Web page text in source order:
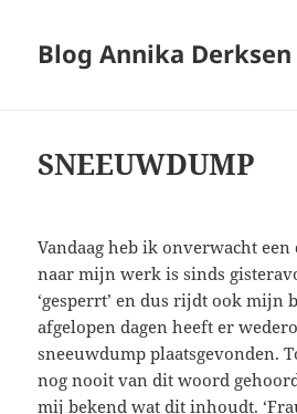
Blog Annika Derksen
SNEEUWDUMP
Vandaag heb ik onverwacht
naar mijn werk is sinds
‘gesperrt’ en dus rijdt ook mijn
afgelopen dagen heeft er
sneeuwdump plaatsgevonden.
nog nooit van dit woord
mij bekend wat dit inhoudt.